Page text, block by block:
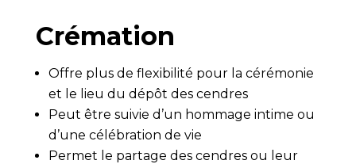
Crémation
Offre plus de flexibilité pour la cérémonie
et le lieu du dépôt des cendres
Peut être suivie d’un hommage intime ou
d’une célébration de vie
Permet le partage des cendres ou leur